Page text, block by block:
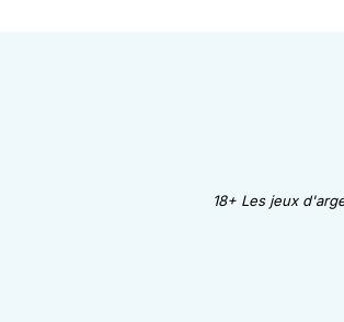
18+ Les jeux